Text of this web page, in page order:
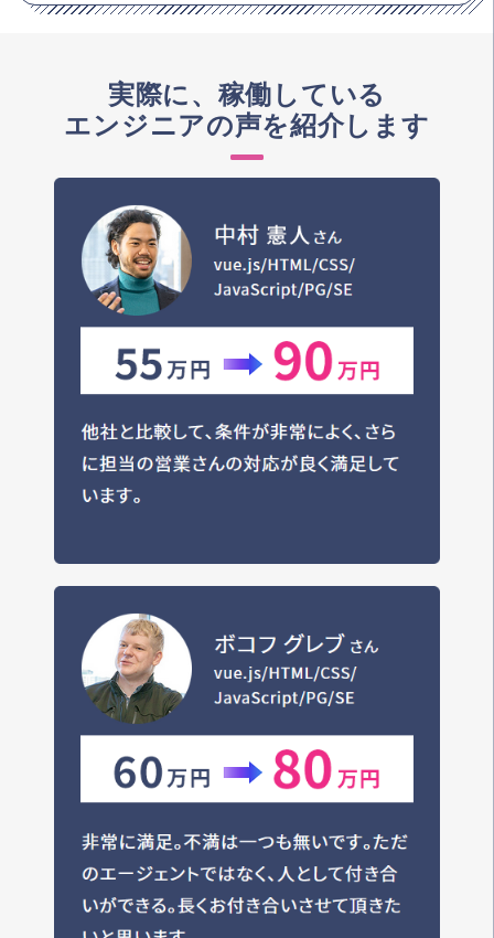
実際に、稼働している
エンジニアの声を紹介します